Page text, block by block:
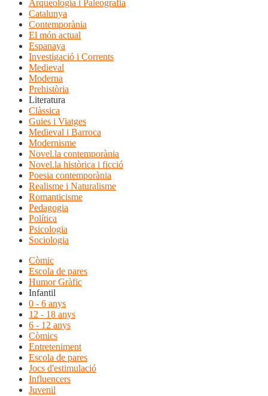
Arqueologia i Paleografia
Catalunya
Contemporània
El món actual
Espanaya
Investigació i Corrents
Medieval
Moderna
Prehistòria
Literatura
Clàssica
Guies i Viatges
Medieval i Barroca
Modernisme
Novel.la contemporània
Novel.la històrica i ficció
Poesia contemporània
Realisme i Naturalisme
Romanticisme
Pedagogia
Política
Psicologia
Sociologia
Còmic
Escola de pares
Humor Gràfic
Infantil
0 - 6 anys
12 - 18 anys
6 - 12 anys
Còmics
Entreteniment
Escola de pares
Jocs d'estimulació
Influencers
Juvenil